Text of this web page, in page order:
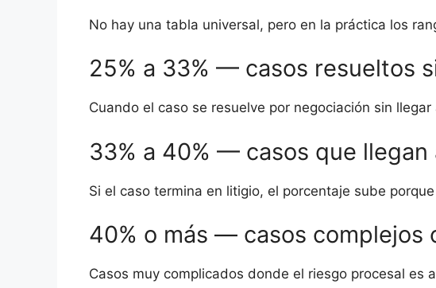
No hay una tabla universal, pero en la práctica los
25% a 33% — casos resueltos
Cuando el caso se resuelve por negociación sin llegar
33% a 40% — casos que llegan
Si el caso termina en litigio, el porcentaje sube
40% o más — casos complejos
Casos muy complicados donde el riesgo procesal es